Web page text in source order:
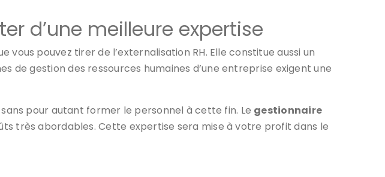
d’une meilleure expertise
pouvez tirer de l’externalisation RH. Elle constitue aussi un
de gestion des ressources humaines d’une entreprise exigent une
pour autant former le personnel à cette fin. Le gestionnaire
très abordables. Cette expertise sera mise à votre profit dans le